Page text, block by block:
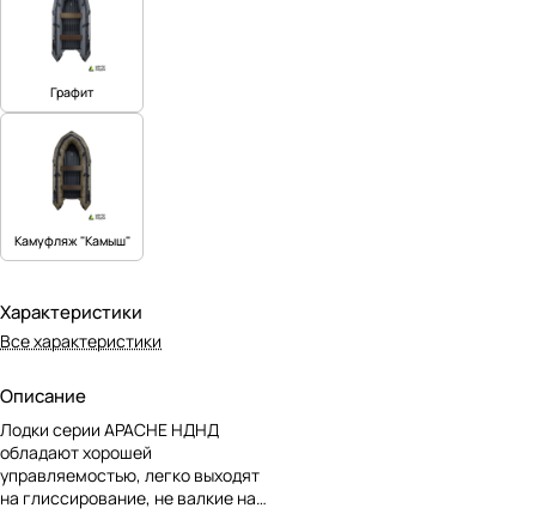
Графит
Камуфляж "Камыш"
Характеристики
Все характеристики
Описание
Лодки серии APACHE НДНД
обладают хорошей
управляемостью, легко выходят
на глиссирование, не валкие на